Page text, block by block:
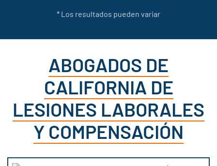
* Los resultados pueden variar
ABOGADOS DE
CALIFORNIA DE
LESIONES LABORALES
Y COMPENSACIÓN